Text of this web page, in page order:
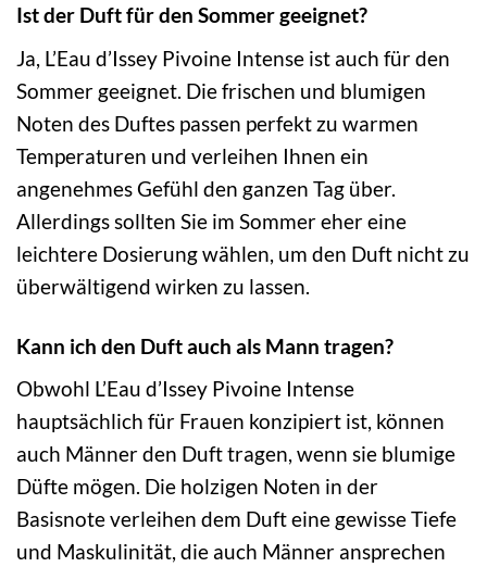
Ist der Duft für den Sommer geeignet?
Ja, L’Eau d’Issey Pivoine Intense ist auch für den
Sommer geeignet. Die frischen und blumigen
Noten des Duftes passen perfekt zu warmen
Temperaturen und verleihen Ihnen ein
angenehmes Gefühl den ganzen Tag über.
Allerdings sollten Sie im Sommer eher eine
leichtere Dosierung wählen, um den Duft nicht zu
überwältigend wirken zu lassen.
Kann ich den Duft auch als Mann tragen?
Obwohl L’Eau d’Issey Pivoine Intense
hauptsächlich für Frauen konzipiert ist, können
auch Männer den Duft tragen, wenn sie blumige
Düfte mögen. Die holzigen Noten in der
Basisnote verleihen dem Duft eine gewisse Tiefe
und Maskulinität, die auch Männer ansprechen